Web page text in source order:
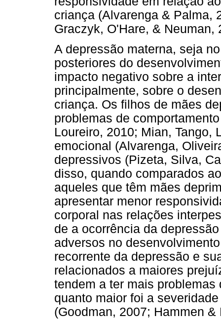
criança (Alvarenga & Palma,
Graczyk, O'Hare, & Neuman,
A depressão materna, seja
posteriores do
impacto negativo sobre a
principalmente, sobre o
criança. Os filhos de mães
problemas de
Loureiro, 2010; Mian, Tango,
emocional (Alvarenga,
depressivos (Pizeta, Silva,
disso, quando comparados
aqueles que têm mães
apresentar menor
corporal nas relações
de a ocorrência da
adversos no
recorrente da depressão e
relacionados a maiores
tendem a ter mais
quanto maior foi a
(Goodman, 2007; Hammen &